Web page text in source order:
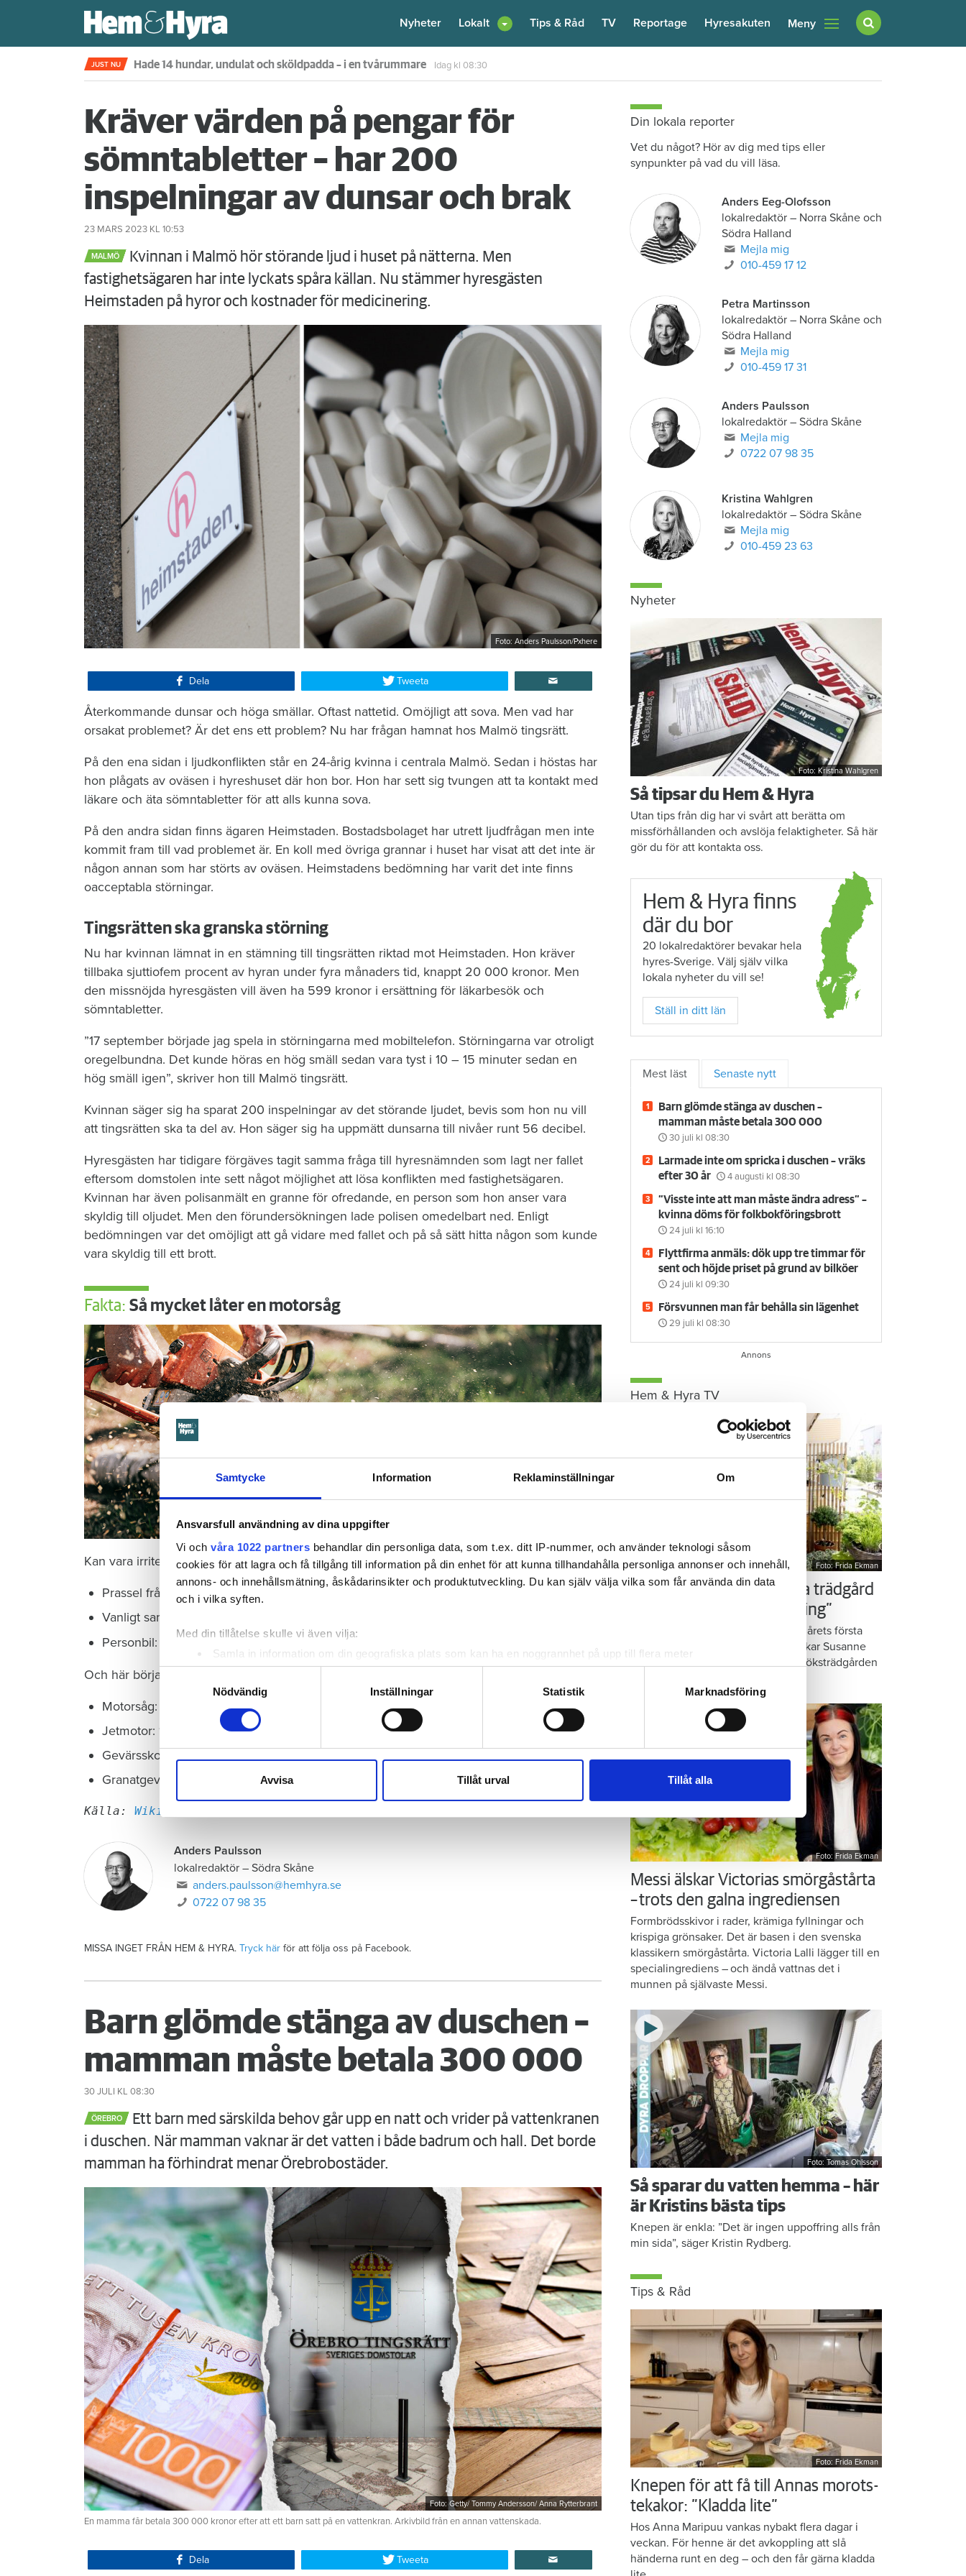
Samtycke Information Reklaminställningar Om
Ansvarsfull användning av dina uppgifter
Vi och våra 1022 partners behandlar din personliga data, som t.ex. ditt IP-nummer, och använder teknologi såsom
cookies för att lagra och få tillgång till information på din enhet för att kunna tillhandahålla personliga annonser och innehåll,
annons- och innehållsmätning, åskådarinsikter och produktutveckling. Du kan själv välja vilka som får använda din data
och i vilka syften.
Med din tillåtelse skulle vi även vilja:
Samla in information om din geografiska plats som kan ha en noggrannhet på upp till flera meter
Identifiera din enhet genom att aktivt skanna den för specifika kännetecken (fingeravtryck)
Ta reda på mer om hur dina personliga uppgifter behandlas och ställ in dina preferenser i
detaljsektionen. Du kan ändra
eller dra tillbaka ditt samtycke när som helst från cookie-förklaringen.
sociala medier och analysera vår trafik. Vi vidarebefordrar även sådana identifierare och annan information från din enhet
till de sociala medier och annons- och analysföretag som vi samarbetar med. Dessa kan i sin tur kombinera informationen
Samtyckesval
Nödvändig
Inställningar Statistik Marknadsföring
Avvisa Tillåt urval Tillåt alla
Nyheter Lokalt Tips & Råd TV Reportage Hyresakuten Meny
JUST NU Kompisdealen blev verklighet – 40 år senare: "Flera fina fördelar med att dela bostad"
Kräver värden på pengar för
sömntabletter – har 200
inspelningar av dunsar och brak
23 MARS 2023 KL 10:53
MALMÖ
Kvinnan i Malmö hör störande ljud i huset på nätterna. Men
fastighetsägaren har inte lyckats spåra källan. Nu stämmer hyresgästen
Heimstaden på hyror och kostnader för medicinering.
Foto: Anders Paulsson/Pxhere
Dela Tweeta
Återkommande dunsar och höga smällar. Oftast nattetid. Omöjligt att sova. Men vad har
orsakat problemet? Är det ens ett problem? Nu har frågan hamnat hos Malmö tingsrätt.
På den ena sidan i ljudkonflikten står en 24-årig kvinna i centrala Malmö. Sedan i höstas har
hon plågats av oväsen i hyreshuset där hon bor. Hon har sett sig tvungen att ta kontakt med
läkare och äta sömntabletter för att alls kunna sova.
På den andra sidan finns ägaren Heimstaden. Bostadsbolaget har utrett ljudfrågan men inte
kommit fram till vad problemet är. En koll med övriga grannar i huset har visat att det inte är
någon annan som har störts av oväsen. Heimstadens bedömning har varit det inte finns
oacceptabla störningar.
Tingsrätten ska granska störning
Nu har kvinnan lämnat in en stämning till tingsrätten riktad mot Heimstaden. Hon kräver
tillbaka sjuttiofem procent av hyran under fyra månaders tid, knappt 20 000 kronor. Men
den missnöjda hyresgästen vill även ha 599 kronor i ersättning för läkarbesök och
sömntabletter.
”17 september började jag spela in störningarna med mobiltelefon. Störningarna var otroligt
oregelbundna. Det kunde höras en hög smäll sedan vara tyst i 10 – 15 minuter sedan en
hög smäll igen”, skriver hon till Malmö tingsrätt.
Kvinnan säger sig ha sparat 200 inspelningar av det störande ljudet, bevis som hon nu vill
att tingsrätten ska ta del av. Hon säger sig ha uppmätt dunsarna till nivåer runt 56 decibel.
Hyresgästen har tidigare förgäves tagit samma fråga till hyresnämnden som lagt ner fallet
eftersom domstolen inte sett något möjlighet att lösa konflikten med fastighetsägaren.
Kvinnan har även polisanmält en granne för ofredande, en person som hon anser vara
skyldig till oljudet. Men den förundersökningen lade polisen omedelbart ned. Enligt
bedömningen var det omöjligt att gå vidare med fallet och på så sätt hitta någon som kunde
vara skyldig till ett brott.
Fakta: Så mycket låter en motorsåg
Kan vara irriterande:
Prassel från löv: 10 dBA
Vanligt samtal: 70 dBA
Personbil: 70 dBA
Och här börjar det bli skadligt.
Motorsåg: 100 dBA
Jetmotor: 140 dBA
Gevärsskott: 150 dBA
Granatgevär: 170 dBA
Källa: Wikipedia
Anders Paulsson
lokalredaktör – Södra Skåne
anders.paulsson@hemhyra.se
0722 07 98 35
MISSA INGET FRÅN HEM & HYRA. Tryck här för att följa oss på Facebook.
Barn glömde stänga av duschen –
mamman måste betala 300 000
30 JULI KL 08:30
ÖREBRO
Ett barn med särskilda behov går upp en natt och vrider på vattenkranen
i duschen. När mamman vaknar är det vatten i både badrum och hall. Det borde
mamman ha förhindrat menar Örebrobostäder.
Foto: Getty/ Tommy Andersson/ Anna Rytterbrant
En mamma får betala 300 000 kronor efter att ett barn satt på en vattenkran. Arkivbild från en annan vattenskada.
Dela Tweeta
Din lokala reporter
Vet du något? Hör av dig med tips eller
synpunkter på vad du vill läsa.
Anders Eeg-Olofsson
lokalredaktör– Norra Skåne och
Södra Halland
Mejla mig
010-459 17 12
Petra Martinsson
lokalredaktör– Norra Skåne och
Södra Halland
Mejla mig
010-459 17 31
Anders Paulsson
lokalredaktör– Södra Skåne
Mejla mig
0722 07 98 35
Kristina Wahlgren
lokalredaktör– Södra Skåne
Mejla mig
010-459 23 63
Nyheter
Foto: Kristina Wahlgren
Så tipsar du Hem & Hyra
Utan tips från dig har vi svårt att berätta om
missförhållanden och avslöja felaktigheter. Så här
gör du för att kontakta oss.
Hem & Hyra finns
där du bor
20 lokalredaktörer bevakar hela
hyres-Sverige. Välj själv vilka
lokala nyheter du vill se!
Ställ in ditt län
Mest läst Senaste nytt
Barn glömde stänga av duschen –
mamman måste betala 300 000
30 juli kl 08:30
Larmade inte om spricka i duschen – vräks
efter 30 år
4 augusti kl 08:30
”Visste inte att man måste ändra adress” –
kvinna döms för folkbokföringsbrott
24 juli kl 16:10
Flyttfirma anmäls: dök upp tre timmar för
sent och höjde priset på grund av bilköer
24 juli kl 09:30
Försvunnen man får behålla sin lägenhet
29 juli kl 08:30
Hem & Hyra TV
Foto: Frida Ekman
Gör som Susanne – ordna trädgård
på balkongen: ”God gärning”
Aromatiska örter, krispig sallad och årets första
gurkor. När midsommar nalkas plockar Susanne
Granlund allsköns grönt i den lilla köksträdgården
Foto: Frida Ekman
Messi älskar Victorias smörgåstårta
– trots den galna ingrediensen
Formbrödsskivor i rader, krämiga fyllningar och
krispiga grönsaker. Det är basen i den svenska
klassikern smörgåstårta. Victoria Lalli lägger till en
specialingrediens – och ändå vattnas det i
munnen på självaste Messi.
Foto: Tomas Ohlsson
Så sparar du vatten hemma – här
är Kristins bästa tips
Knepen är enkla: ”Det är ingen uppoffring alls från
min sida”, säger Kristin Rydberg.
Tips & Råd
Foto: Frida Ekman
Knepen för att få till Annas morots-
tekakor: ”Kladda lite”
Hos Anna Maripuu vankas nybakt flera dagar i
veckan. För henne är det avkoppling att slå
händerna runt en deg – och den får gärna kladda